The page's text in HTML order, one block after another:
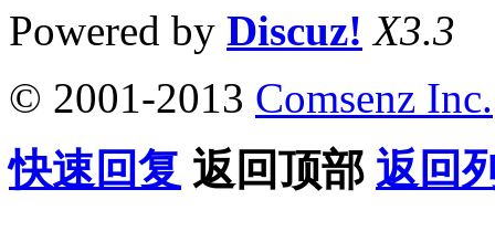
Powered by Discuz! X3.3
© 2001-2013 Comsenz Inc.
快速回复 返回顶部 返回